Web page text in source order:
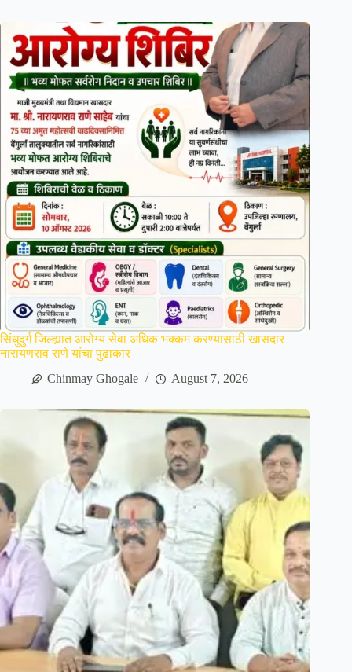
सिंधुदुर्ग जिल्ह्यात आरोग्य सेवा अधिक भक्कम करण्यासाठी खासदार
नारायणराव राणे यांचा पुढाकार
Chinmay Ghogale
August 7, 2026